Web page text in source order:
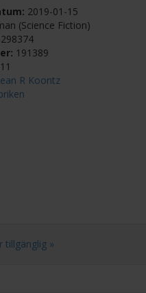
2019-01-15
(Science Fiction)
191389
R Koontz
tillgänglig »